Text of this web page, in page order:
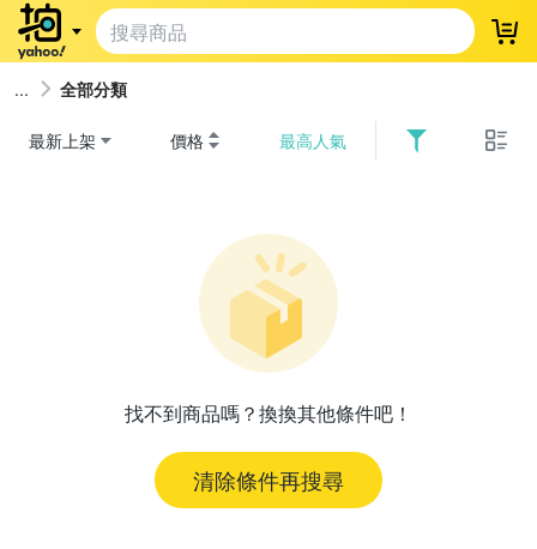
登
全部分類
最新上架 價格 最高人氣
找不到商品嗎？換換其他條件吧！
清除條件再搜尋